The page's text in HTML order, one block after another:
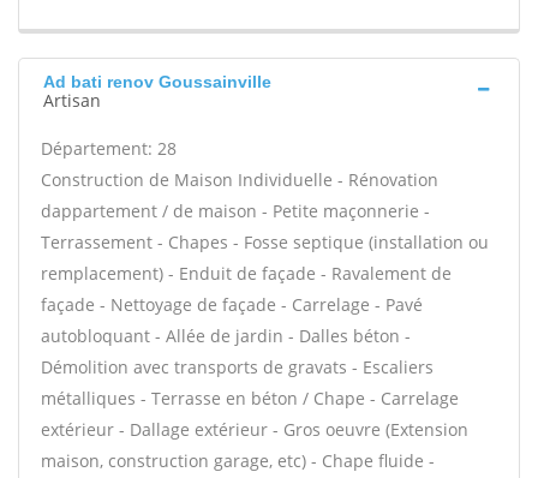
Ad bati renov Goussainville
Artisan
Département: 28
Construction de Maison Individuelle - Rénovation
dappartement / de maison - Petite maçonnerie -
Terrassement - Chapes - Fosse septique (installation ou
remplacement) - Enduit de façade - Ravalement de
façade - Nettoyage de façade - Carrelage - Pavé
autobloquant - Allée de jardin - Dalles béton -
Démolition avec transports de gravats - Escaliers
métalliques - Terrasse en béton / Chape - Carrelage
extérieur - Dallage extérieur - Gros oeuvre (Extension
maison, construction garage, etc) - Chape fluide -